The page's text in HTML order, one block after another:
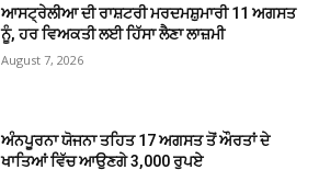
ਆਸਟ੍ਰੇਲੀਆ ਦੀ ਰਾਸ਼ਟਰੀ ਮਰਦਮਸ਼ੁਮਾਰੀ 11 ਅਗਸਤ
ਨੂੰ, ਹਰ ਵਿਅਕਤੀ ਲਈ ਹਿੱਸਾ ਲੈਣਾ ਲਾਜ਼ਮੀ
August 7, 2026
ਅੰਨਪੂਰਨਾ ਯੋਜਨਾ ਤਹਿਤ 17 ਅਗਸਤ ਤੋਂ ਔਰਤਾਂ ਦੇ
ਖਾਤਿਆਂ ਵਿੱਚ ਆਉਣਗੇ 3,000 ਰੁਪਏ